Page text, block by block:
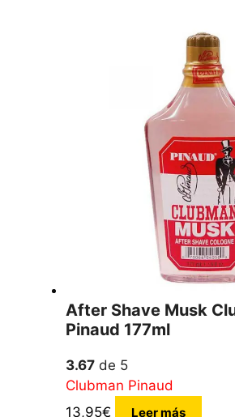
After Shave Musk
Pinaud 177ml
3.67 de 5
Clubman Pinaud
13,95€ Leer más